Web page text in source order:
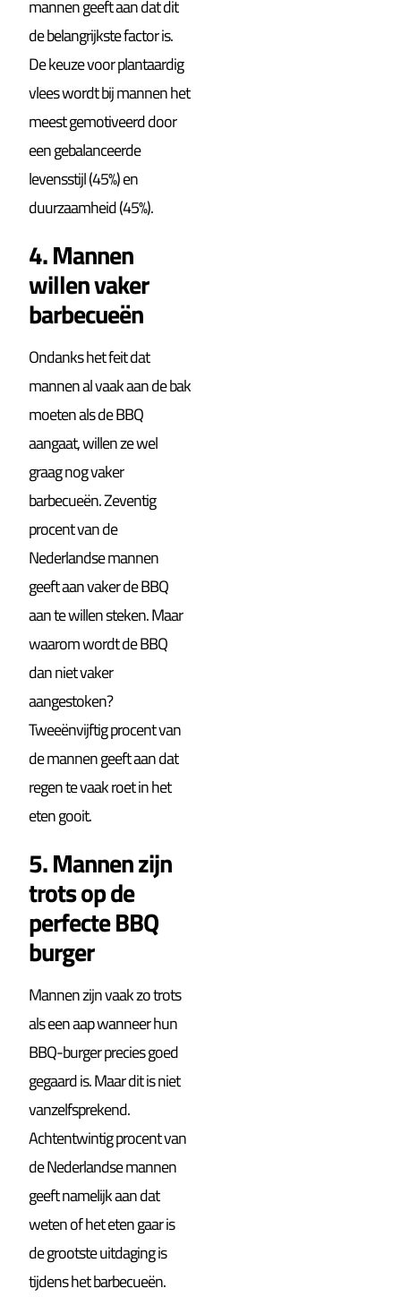
mannen geeft aan dat dit
de belangrijkste factor is.
De keuze voor plantaardig
vlees wordt bij mannen het
meest gemotiveerd door
een gebalanceerde
levensstijl (45%) en
duurzaamheid (45%).
4. Mannen
willen vaker
barbecueën
Ondanks het feit dat
mannen al vaak aan de bak
moeten als de BBQ
aangaat, willen ze wel
graag nog vaker
barbecueën. Zeventig
procent van de
Nederlandse mannen
geeft aan vaker de BBQ
aan te willen steken. Maar
waarom wordt de BBQ
dan niet vaker
aangestoken?
Tweeënvijftig procent van
de mannen geeft aan dat
regen te vaak roet in het
eten gooit.
5. Mannen zijn
trots op de
perfecte BBQ
burger
Mannen zijn vaak zo trots
als een aap wanneer hun
BBQ-burger precies goed
gegaard is. Maar dit is niet
vanzelfsprekend.
Achtentwintig procent van
de Nederlandse mannen
geeft namelijk aan dat
weten of het eten gaar is
de grootste uitdaging is
tijdens het barbecueën.